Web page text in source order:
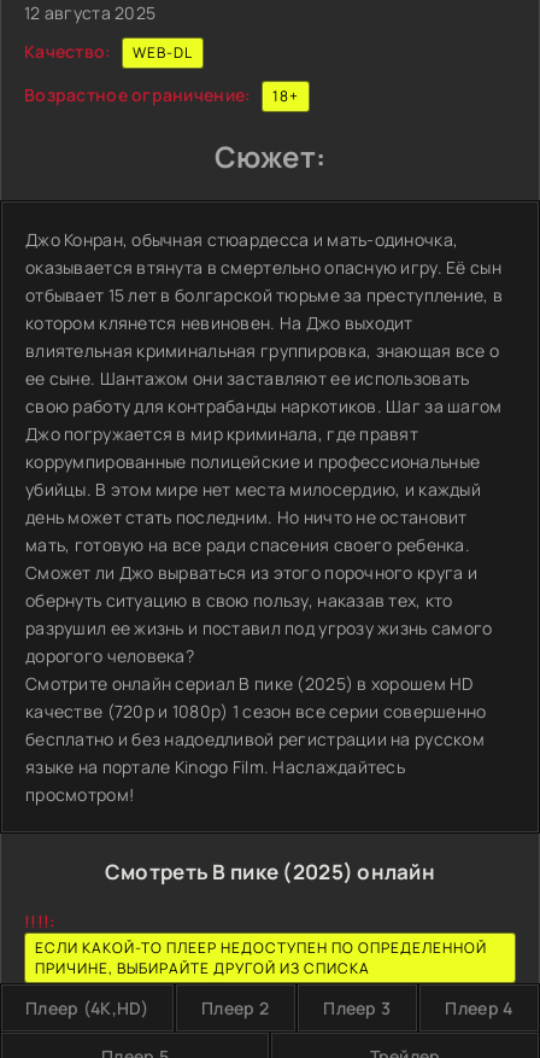
12 августа 2025
Качество:
WEB-DL
Возрастное ограничение: 18+
Сюжет:
Джо Конран, обычная стюардесса и мать-одиночка,
оказывается втянута в смертельно опасную игру. Её сын
отбывает 15 лет в болгарской тюрьме за преступление, в
котором клянется невиновен. На Джо выходит
влиятельная криминальная группировка, знающая все о
ее сыне. Шантажом они заставляют ее использовать
свою работу для контрабанды наркотиков. Шаг за шагом
Джо погружается в мир криминала, где правят
коррумпированные полицейские и профессиональные
убийцы. В этом мире нет места милосердию, и каждый
день может стать последним. Но ничто не остановит
мать, готовую на все ради спасения своего ребенка.
Сможет ли Джо вырваться из этого порочного круга и
обернуть ситуацию в свою пользу, наказав тех, кто
разрушил ее жизнь и поставил под угрозу жизнь самого
дорогого человека?
Смотрите онлайн сериал В пике (2025) в хорошем HD
качестве (720p и 1080p) 1 сезон все серии совершенно
бесплатно и без надоедливой регистрации на русском
языке на портале Kinogo Film. Наслаждайтесь
просмотром!
Смотреть В пике (2025) онлайн
!!!!:
ЕСЛИ КАКОЙ-ТО ПЛЕЕР НЕДОСТУПЕН ПО ОПРЕДЕЛЕННОЙ
ПРИЧИНЕ, ВЫБИРАЙТЕ ДРУГОЙ ИЗ СПИСКА
Плеер (4K,HD) Плеер 2 Плеер 3 Плеер 4